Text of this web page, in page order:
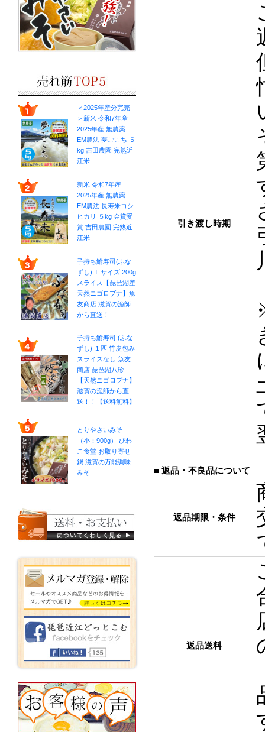
＜2025年産分完売
＞新米 令和7年産
2025年産 無農薬
EM農法 夢ごこち ５
kg 吉田農園 完熟近
江米
新米 令和7年産
2025年産 無農薬
EM農法 長寿米コシ
ヒカリ ５kg 金賞受
賞 吉田農園 完熟近
江米
子持ち鮒寿司(ふな
ずし) Ｌサイズ 200g
スライス【琵琶湖産
天然ニゴロブナ】魚
友商店 滋賀の漁師
から直送！
子持ち鮒寿司 (ふな
ずし) １匹 竹皮包み
スライスなし 魚友
商店 琵琶湖八珍
【天然ニゴロブナ】
滋賀の漁師から直
送！！【送料無料】
とりやさいみそ
（小：900g） びわ
こ食堂 お取り寄せ
鍋 滋賀の万能調味
みそ
引き渡し時期
■ 返品・不良品について
返品期限・条件
返品送料